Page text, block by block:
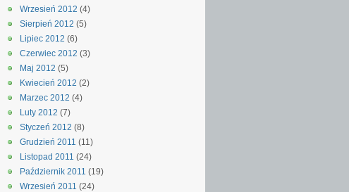
Wrzesień 2012 (4)
Sierpień 2012 (5)
Lipiec 2012 (6)
Czerwiec 2012 (3)
Maj 2012 (5)
Kwiecień 2012 (2)
Marzec 2012 (4)
Luty 2012 (7)
Styczeń 2012 (8)
Grudzień 2011 (11)
Listopad 2011 (24)
Październik 2011 (19)
Wrzesień 2011 (24)